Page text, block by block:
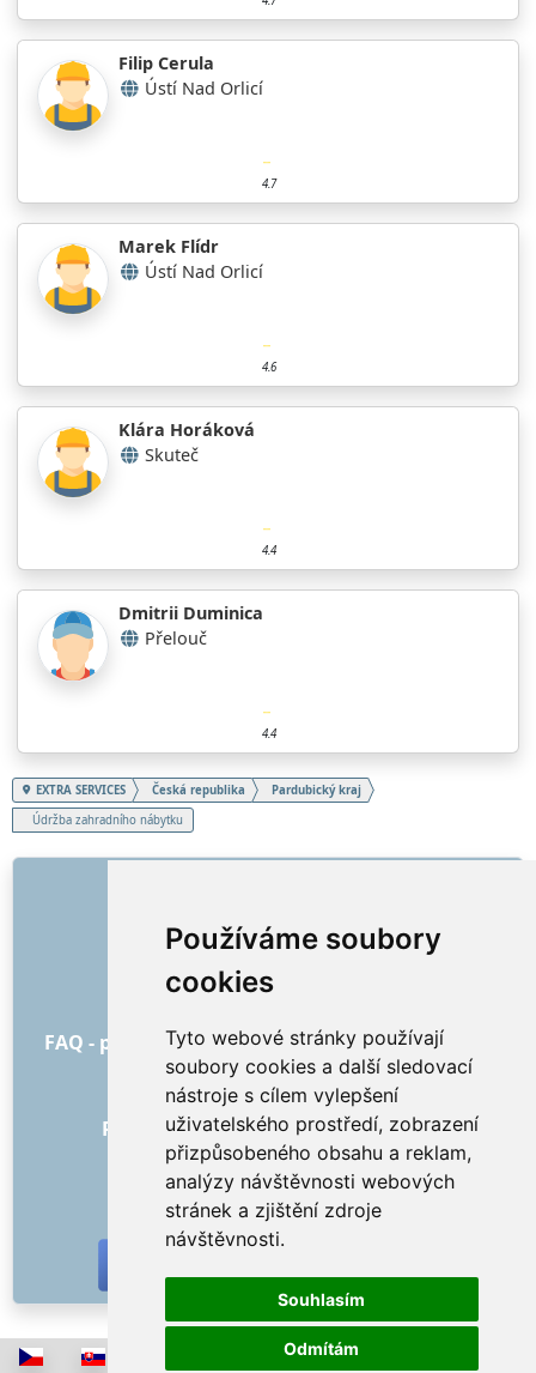
Používáme soubory
cookies
Tyto webové stránky používají
soubory cookies a další sledovací
nástroje s cílem vylepšení
uživatelského prostředí, zobrazení
přizpůsobeného obsahu a reklam,
analýzy návštěvnosti webových
stránek a zjištění zdroje
návštěvnosti.
Souhlasím
Odmítám
Filip Cerula
Ústí Nad Orlicí
4.7
Marek Flídr
Ústí Nad Orlicí
4.6
Klára Horáková
Skuteč
4.4
Dmitrii Duminica
Přelouč
4.4
EXTRA SERVICES Česká republika
Pardubický kraj
Údržba zahradního nábytku
O nás
Jak to všechno začalo
Ceník
FAQ - pro objednatele FAQ - pro poskytovatele
Reklama a marketing
Blog
Recenze objednávek s hodnocením
Kontakt
SOCIÁLNÍ SÍTĚ